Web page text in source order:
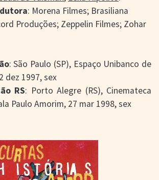
: Morena Filmes; Brasiliana
Produções; Zeppelin Filmes; Zohar
: São Paulo (SP), Espaço Unibanco de
dez 1997, sex
RS: Porto Alegre (RS), Cinemateca
Paulo Amorim, 27 mar 1998, sex